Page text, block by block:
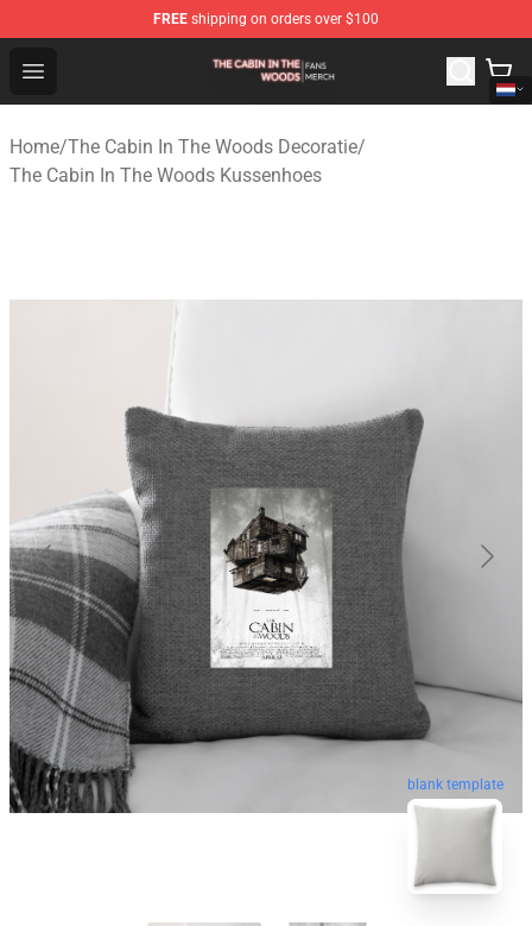
FREE shipping on orders over $100
Open menu
The Cabin In The Woods Shop - Official The Cabin In
Home/The Cabin In The Woods Decoratie/
The Cabin In The Woods Kussenhoes
blank template